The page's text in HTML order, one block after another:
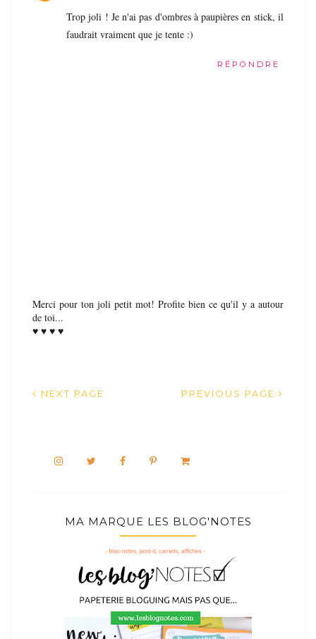
Trop joli ! Je n'ai pas d'ombres à paupières en stick, il
faudrait vraiment que je tente :)
RÉPONDRE
Merci pour ton joli petit mot! Profite bien ce qu'il y a autour
de toi...
♥ ♥ ♥ ♥
NEXT PAGE PREVIOUS PAGE
MA MARQUE LES BLOG'NOTES